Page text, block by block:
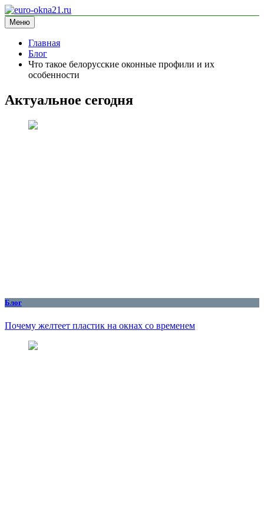
Перейти
к
содержимому
euro-okna21.ru
блог про окна
Меню
Главная
Блог
Что такое белорусские оконные профили и их
особенности
Актуальное сегодня
Блог
Почему желтеет пластик на окнах со временем